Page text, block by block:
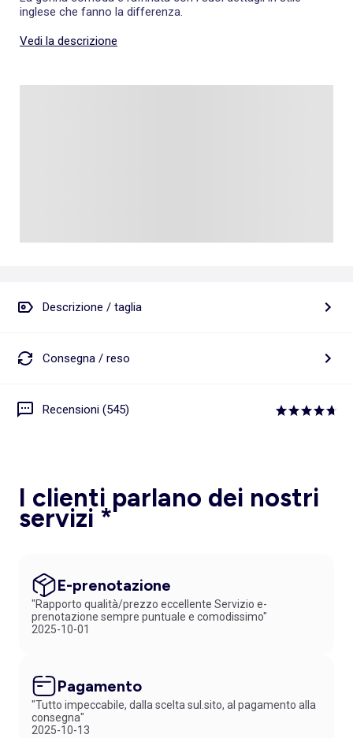
inglese che fanno la differenza.
Vedi la descrizione
Descrizione / taglia
Consegna / reso
Recensioni (545)
I clienti parlano dei nostri
servizi *
E-prenotazione
"Rapporto qualità/prezzo eccellente Servizio e-
prenotazione sempre puntuale e comodissimo"
2025-10-01
Pagamento
"Tutto impeccabile, dalla scelta sul.sito, al pagamento alla
consegna"
2025-10-13